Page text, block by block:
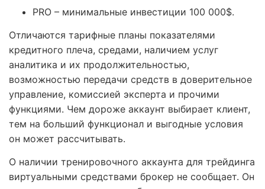
PRO – минимальные инвестиции 100 000$.
Отличаются тарифные планы показателями
кредитного плеча, средами, наличием услуг
аналитика и их продолжительностью,
возможностью передачи средств в доверительное
управление, комиссией эксперта и прочими
функциями. Чем дороже аккаунт выбирает клиент,
тем на больший функционал и выгодные условия
он может рассчитывать.
О наличии тренировочного аккаунта для трейдинга
виртуальными средствами брокер не сообщает. Он